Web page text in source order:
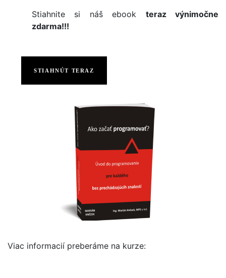
Stiahnite si náš ebook teraz výnimočne
zdarma!!!
STIAHNÚT TERAZ
Viac informacií preberáme na kurze: